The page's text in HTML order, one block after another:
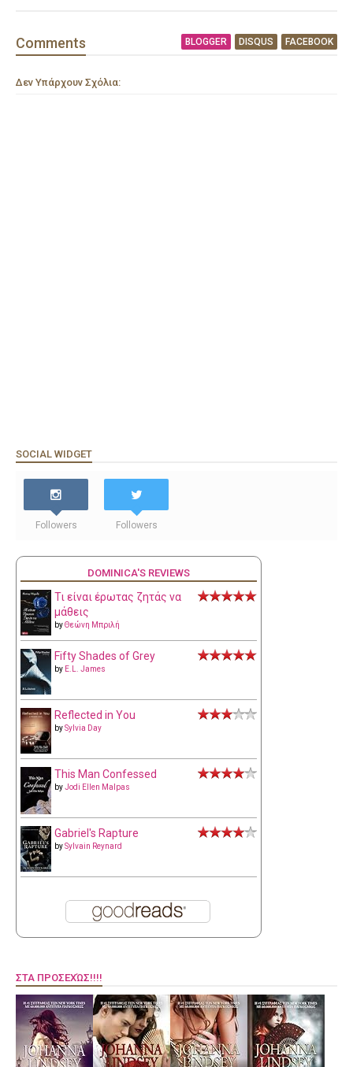
Comments BLOGGER DISQUS FACEBOOK
Δεν Υπάρχουν Σχόλια:
SOCIAL WIDGET
Followers Followers
DOMINICA'S REVIEWS
Τι είναι έρωτας ζητάς να
μάθεις
byΘεώνη Μπριλή
Fifty Shades of Grey
by E.L. James
Reflected in You
bySylvia Day
This Man Confessed
byJodi Ellen Malpas
Gabriel's Rapture
bySylvain Reynard
ΣΤΑ ΠΡΟΣΕΧΏΣ!!!!